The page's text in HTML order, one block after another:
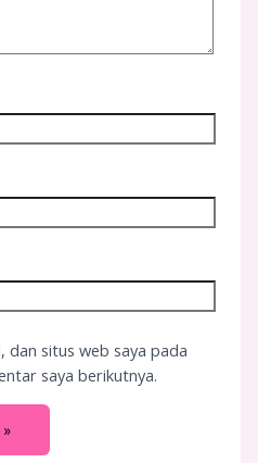
dan situs web saya pada
saya berikutnya.